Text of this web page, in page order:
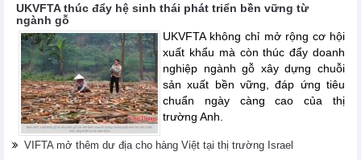
UKVFTA thúc đẩy hệ sinh thái phát triển bền vững từ
ngành gỗ
UKVFTA không chỉ mở rộng cơ hội
xuất khẩu mà còn thúc đẩy doanh
nghiệp ngành gỗ xây dựng chuỗi
sản xuất bền vững, đáp ứng tiêu
chuẩn ngày càng cao của thị
trường Anh.
VIFTA mở thêm dư địa cho hàng Việt tại thị trường Israel